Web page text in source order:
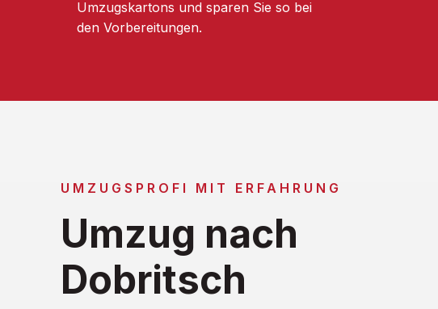
Umzugskartons und sparen Sie so bei
den Vorbereitungen.
UMZUGSPROFI MIT ERFAHRUNG
Umzug nach
Dobritsch